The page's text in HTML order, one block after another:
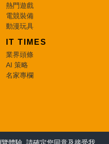
熱門遊戲
電競裝備
動漫玩具
IT TIMES
業界頭條
AI 策略
名家專欄